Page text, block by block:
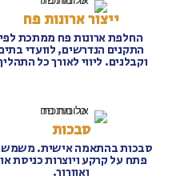
ייצור ארונות פח
החלפת ארונות פח ממתכת לפי
התקנים הנדרשים, לוועדי בתים
וקבלנים. ליווי לאורך כל התהליך.
סבכות
סבכות בהתאמה אישית. משמשות
פתח על קרקע ויוצרות כניסת אור
ואוורור.